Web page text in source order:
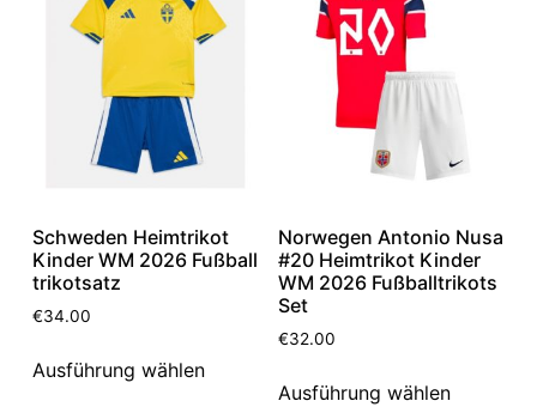
Schweden Heimtrikot
Kinder WM 2026 Fußball
trikotsatz
€34.00
Ausführung wählen
Norwegen Antonio Nusa
#20 Heimtrikot Kinder
WM 2026 Fußballtrikots
Set
€32.00
Ausführung wählen